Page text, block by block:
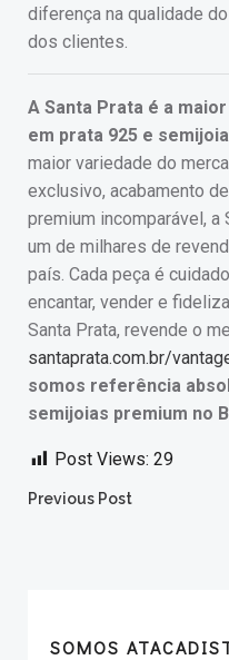
diferença na qualidade
dos clientes.
A Santa Prata é a
em prata 925 e
maior variedade do
exclusivo, acabamento
premium incomparável, a
um de milhares de
país. Cada peça é
encantar, vender e
Santa Prata, revende o
santaprata.com.br/
somos referência
semijoias premium no
Post Views: 29
Post
Previous Post
SOMOS